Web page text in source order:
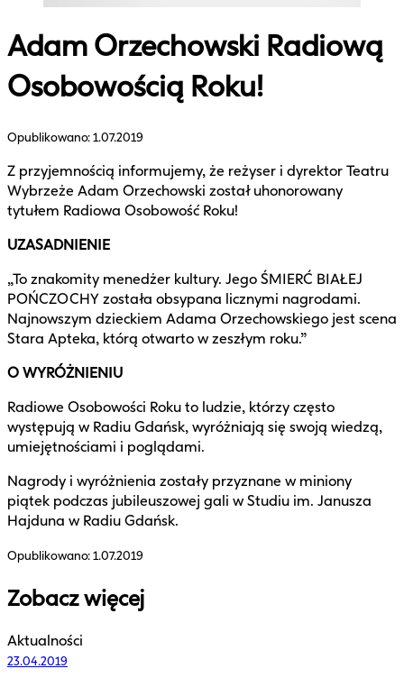
Adam Orzechowski Radiową
Osobowością Roku!
Opublikowano:1.07.2019
Z przyjemnością informujemy, że reżyser i dyrektor Teatru
Wybrzeże Adam Orzechowski został uhonorowany
tytułem Radiowa Osobowość Roku!
UZASADNIENIE
„To znakomity menedżer kultury. Jego ŚMIERĆ BIAŁEJ
POŃCZOCHY została obsypana licznymi nagrodami.
Najnowszym dzieckiem Adama Orzechowskiego jest scena
Stara Apteka, którą otwarto w zeszłym roku.”
O WYRÓŻNIENIU
Radiowe Osobowości Roku to ludzie, którzy często
występują w Radiu Gdańsk, wyróżniają się swoją wiedzą,
umiejętnościami i poglądami.
Nagrody i wyróżnienia zostały przyznane w miniony
piątek podczas jubileuszowej gali w Studiu im. Janusza
Hajduna w Radiu Gdańsk.
Opublikowano:1.07.2019
Zobacz więcej
Aktualności
23.04.2019